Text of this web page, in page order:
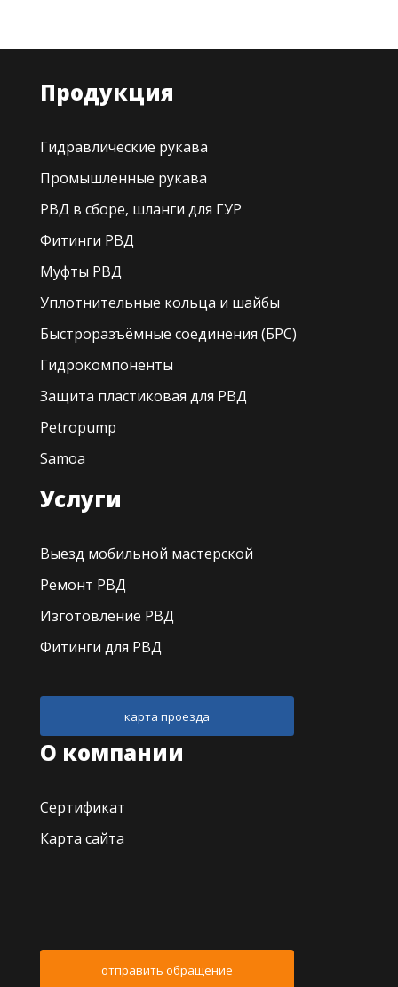
Продукция
Гидравлические рукава
Промышленные рукава
РВД в сборе, шланги для ГУР
Фитинги РВД
Муфты РВД
Уплотнительные кольца и шайбы
Быстроразъёмные соединения (БРС)
Гидрокомпоненты
Защита пластиковая для РВД
Petropump
Samoa
Услуги
Выезд мобильной мастерской
Ремонт РВД
Изготовление РВД
Фитинги для РВД
карта проезда
О компании
Сертификат
Карта сайта
отправить обращение